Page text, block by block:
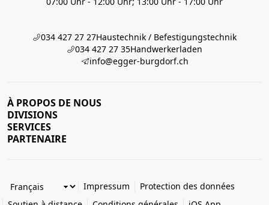
034 427 27 27Haustechnik / Befestigungstechnik
034 427 27 35Handwerkerladen
info@egger-burgdorf.ch
À PROPOS DE NOUS
DIVISIONS
SERVICES
PARTENAIRE
Impressum
Protection des données